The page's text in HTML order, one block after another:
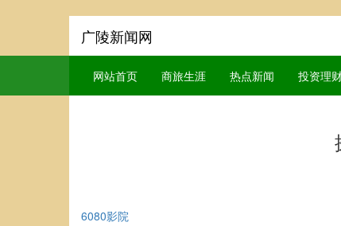
广陵新闻网
网站首页 商旅生涯 热点新闻 投资理
6080影院